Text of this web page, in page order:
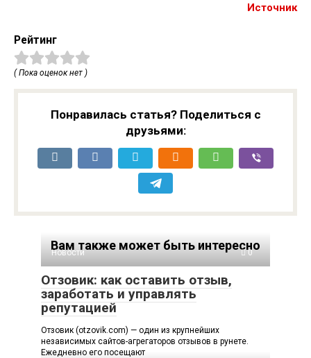
Источник
Рейтинг
( Пока оценок нет )
Понравилась статья? Поделиться с
друзьями:
Вам также может быть интересно
Новости 0
Отзовик: как оставить отзыв,
заработать и управлять
репутацией
Отзовик (otzovik.com) — один из крупнейших
независимых сайтов-агрегаторов отзывов в рунете.
Ежедневно его посещают